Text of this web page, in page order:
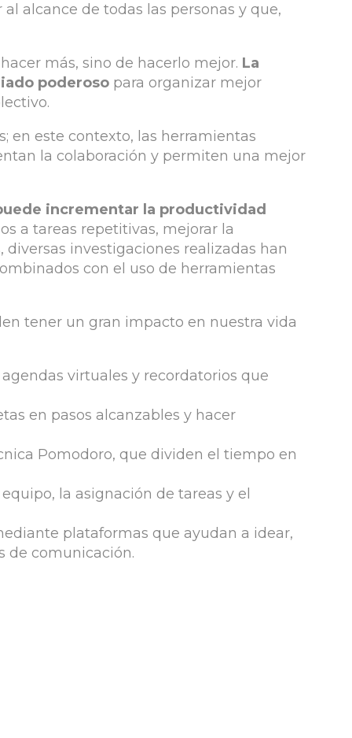
al alcance de todas las personas y que,
más, sino de hacerlo mejor. La
poderoso para organizar mejor
en este contexto, las herramientas
la colaboración y permiten una mejor
incrementar la productividad
a tareas repetitivas, mejorar la
investigaciones realizadas han
con el uso de herramientas
tener un gran impacto en nuestra vida
virtuales y recordatorios que
en pasos alcanzables y hacer
Pomodoro, que dividen el tiempo en
la asignación de tareas y el
plataformas que ayudan a idear,
de comunicación.